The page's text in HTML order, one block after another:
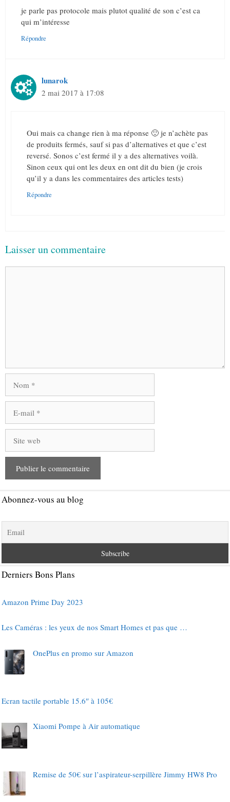
je parle pas protocole mais plutot qualité de son c’est ca
qui m’intéresse
Répondre
lunarok
2 mai 2017 à 17:08
Oui mais ca change rien à ma réponse 🙂 je n’achète pas
de produits fermés, sauf si pas d’alternatives et que c’est
reversé. Sonos c’est fermé il y a des alternatives voilà.
Sinon ceux qui ont les deux en ont dit du bien (je crois
qu’il y a dans les commentaires des articles tests)
Répondre
Laisser un commentaire
mail
web
Abonnez-vous au blog
Derniers Bons Plans
Amazon Prime Day 2023
Les Caméras : les yeux de nos Smart Homes et pas que …
OnePlus en promo sur Amazon
Ecran tactile portable 15.6″ à 105€
Xiaomi Pompe à Air automatique
Remise de 50€ sur l’aspirateur-serpillère Jimmy HW8 Pro